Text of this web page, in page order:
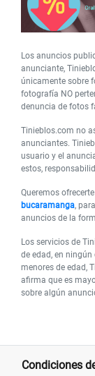
Los anuncios
anunciante,
únicamente sobre
fotografía NO
denuncia de fotos
Tinieblos.com no
anunciantes.
usuario y el
estos,
Queremos
bucaramanga,
anuncios de la
Los servicios de
de edad, en
menores de edad,
afirma que es
sobre algún
Condiciones